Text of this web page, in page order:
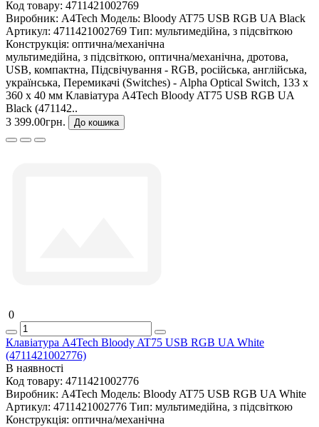
Код товару: 4711421002769
Виробник: A4Tech Модель: Bloody AT75 USB RGB UA Black
Артикул: 4711421002769 Тип: мультимедійна, з підсвіткою
Конструкція: оптична/механічна
мультимедійна, з підсвіткою, оптична/механічна, дротова,
USB, компактна, Підсвічування - RGB, російська, англійська,
українська, Перемикачі (Switches) - Alpha Optical Switch, 133 х
360 х 40 мм Клавіатура A4Tech Bloody AT75 USB RGB UA
Black (471142..
3 399.00грн.
До кошика
0
Клавіатура A4Tech Bloody AT75 USB RGB UA White
(4711421002776)
В наявності
Код товару: 4711421002776
Виробник: A4Tech Модель: Bloody AT75 USB RGB UA White
Артикул: 4711421002776 Тип: мультимедійна, з підсвіткою
Конструкція: оптична/механічна